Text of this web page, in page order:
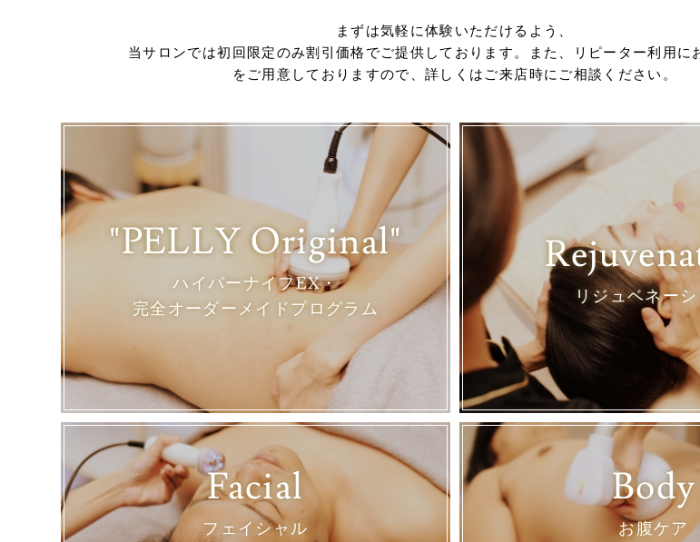
まずは気軽に体験いただけるよう、
当サロンでは初回限定のみ割引価格でご提供しております。また、リピーター利用に
をご用意しておりますので、詳しくはご来店時にご相談ください。
"PELLY Original"
ハイパーナイフEX・
完全オーダーメイドプログラム
リジュベネー
Facial
フェイシャル
Body
お腹ケア